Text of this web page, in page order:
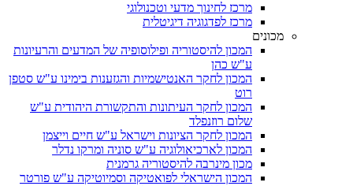
מרכז לחינוך מדעי וטכנולוגי
מרכז לפדגוגיה דיגיטלית
מכונים
המכון להיסטוריה ופילוסופיה של המדעים והרעיונות
ע"ש כהן
המכון לחקר האנטישמיות והגזענות בימינו ע"ש סטפן
רוט
המכון לחקר העיתונות והתקשורת היהודית ע"ש
שלום רוזנפלד
המכון לחקר הציונות וישראל ע"ש חיים וייצמן
המכון לארכיאולוגיה ע"ש סוניה ומרקו נדלר
מכון מינרבה להיסטוריה גרמנית
המכון הישראלי לפואטיקה וסמיוטיקה ע"ש פורטר